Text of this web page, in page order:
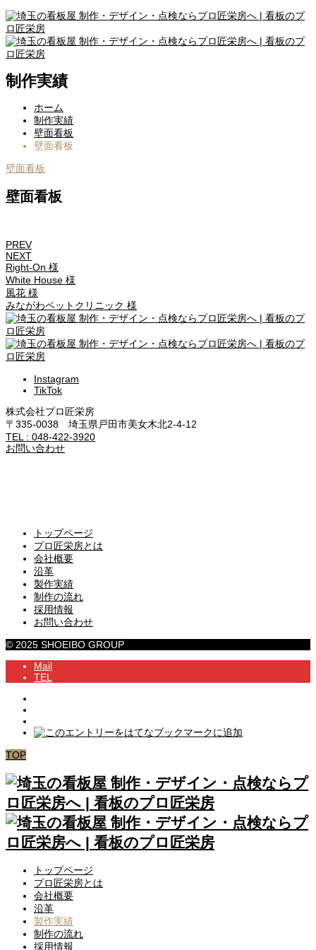
制作実績
ホーム
制作実績
壁面看板
壁面看板
壁面看板
壁面看板
PREV
NEXT
Right-On 様
White House 様
風花 様
みながわペットクリニック 様
Instagram
TikTok
株式会社プロ匠栄房
〒335-0038 埼玉県戸田市美女木北2-4-12
TEL : 048-422-3920
お問い合わせ
トップページ
プロ匠栄房とは
会社概要
沿革
製作実績
制作の流れ
採用情報
お問い合わせ
© 2025 SHOEIBO GROUP
Mail
TEL
TOP
トップページ
プロ匠栄房とは
会社概要
沿革
製作実績
制作の流れ
採用情報